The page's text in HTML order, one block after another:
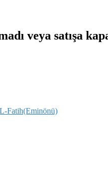
veya satışa
Fatih(Eminönü)